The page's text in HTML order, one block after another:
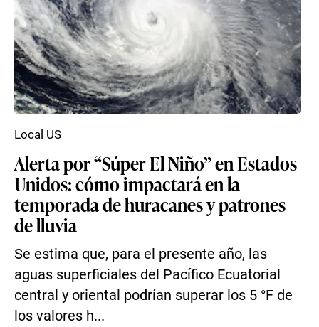
Alerta por “Súper El Niño” en Estados
Unidos: cómo impactará en la
temporada de huracanes y patrones
de lluvia
Se estima que, para el presente año, las
aguas superficiales del Pacífico Ecuatorial
central y oriental podrían superar los 5 °F de
los valores h...
Local US